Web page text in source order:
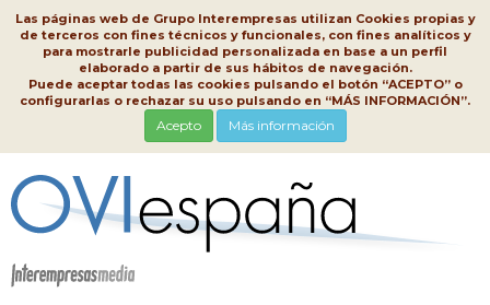
Las páginas web de Grupo Interempresas utilizan Cookies propias y
de terceros con fines técnicos y funcionales, con fines analíticos y
para mostrarle publicidad personalizada en base a un perfil
elaborado a partir de sus hábitos de navegación.
Puede aceptar todas las cookies pulsando el botón “ACEPTO” o
configurarlas o rechazar su uso pulsando en “MÁS INFORMACIÓN”.
Acepto Más información